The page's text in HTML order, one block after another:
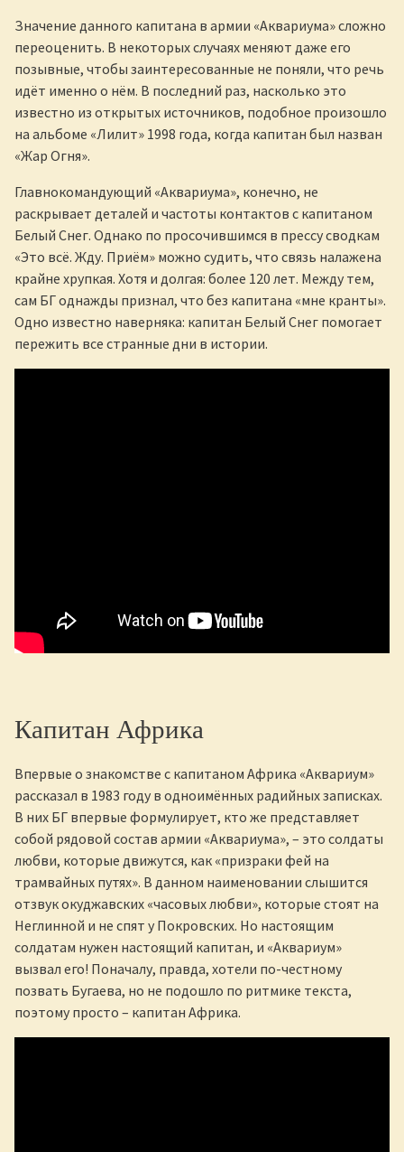
Значение данного капитана в армии «Аквариума» сложно
переоценить. В некоторых случаях меняют даже его
позывные, чтобы заинтересованные не поняли, что речь
идёт именно о нём. В последний раз, насколько это
известно из открытых источников, подобное произошло
на альбоме «Лилит» 1998 года, когда капитан был назван
«Жар Огня».
Главнокомандующий «Аквариума», конечно, не
раскрывает деталей и частоты контактов с капитаном
Белый Снег. Однако по просочившимся в прессу сводкам
«Это всё. Жду. Приём» можно судить, что связь налажена
крайне хрупкая. Хотя и долгая: более 120 лет. Между тем,
сам БГ однажды признал, что без капитана «мне кранты».
Одно известно наверняка: капитан Белый Снег помогает
пережить все странные дни в истории.
Капитан Африка
Впервые о знакомстве с капитаном Африка «Аквариум»
рассказал в 1983 году в одноимённых радийных записках.
В них БГ впервые формулирует, кто же представляет
собой рядовой состав армии «Аквариума», – это солдаты
любви, которые движутся, как «призраки фей на
трамвайных путях». В данном наименовании слышится
отзвук окуджавских «часовых любви», которые стоят на
Неглинной и не спят у Покровских. Но настоящим
солдатам нужен настоящий капитан, и «Аквариум»
вызвал его! Поначалу, правда, хотели по-честному
позвать Бугаева, но не подошло по ритмике текста,
поэтому просто – капитан Африка.